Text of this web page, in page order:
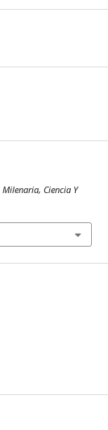
Milenaria, Ciencia Y